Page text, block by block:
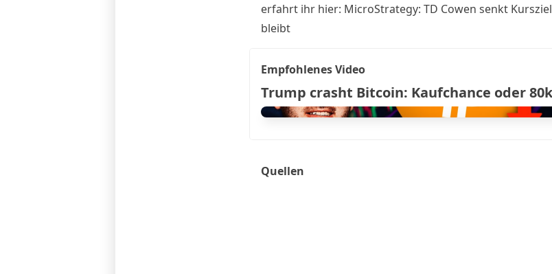
erfahrt ihr hier: MicroStrategy: TD Cowen senkt
bleibt
Empfohlenes Video
Trump crasht Bitcoin: Kaufchance oder
Quellen